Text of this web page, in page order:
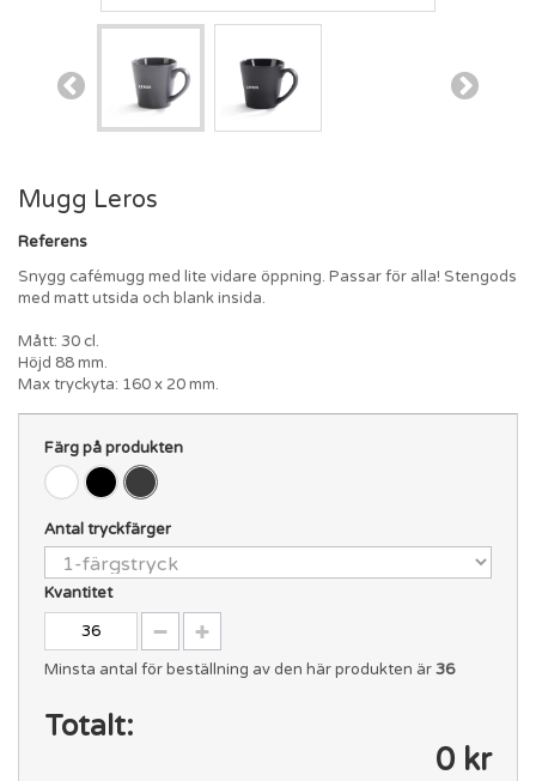
Mugg Leros
Referens
Snygg cafémugg med lite vidare öppning. Passar för alla! Stengods
med matt utsida och blank insida.
Mått: 30 cl.
Höjd 88 mm.
Max tryckyta: 160 x 20 mm.
Färg på produkten
Antal tryckfärger
Kvantitet
Minsta antal för beställning av den här produkten är36
Totalt:
0 kr